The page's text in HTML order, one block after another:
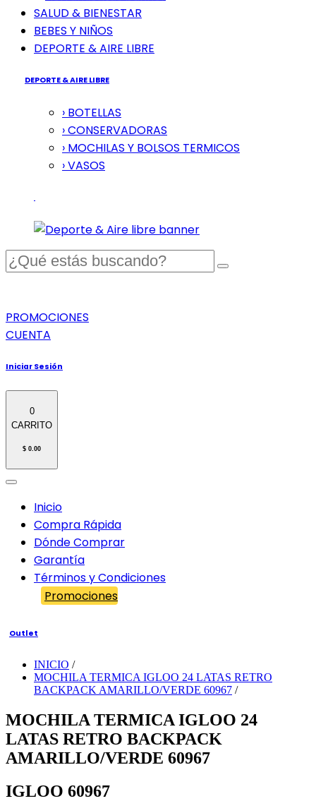
SALUD & BIENESTAR
BEBES Y NIÑOS
DEPORTE & AIRE LIBRE
DEPORTE & AIRE LIBRE
› BOTELLAS
› CONSERVADORAS
› MOCHILAS Y BOLSOS TERMICOS
› VASOS
PROMOCIONES
CUENTA
Iniciar Sesión
0
CARRITO
$ 0.00
Inicio
Compra Rápida
Dónde Comprar
Garantía
Términos y Condiciones
Promociones
Outlet
INICIO /
MOCHILA TERMICA IGLOO 24 LATAS RETRO
BACKPACK AMARILLO/VERDE 60967 /
MOCHILA TERMICA IGLOO 24
LATAS RETRO BACKPACK
AMARILLO/VERDE 60967
IGLOO 60967